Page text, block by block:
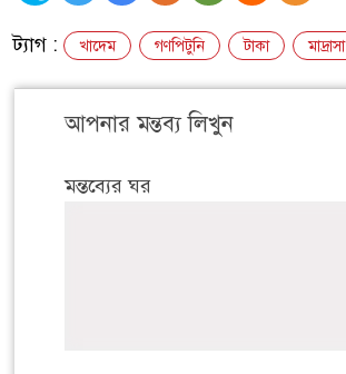
ট্যাগ : খাদেম গণপিটুনি টাকা মাদ্রাসা
আপনার মন্তব্য লিখুন
মন্তব্যের ঘর